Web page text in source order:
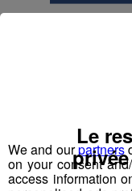
Maître-
nageuse
We and ourpartners
on your consent
access information
Le